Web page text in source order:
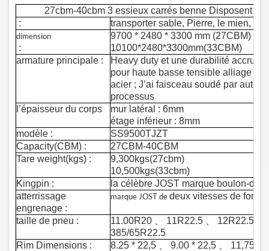
27cbm-40cbm 3 essieux carrés benne Disposent de
:
transporter sable, Pierre, le mien,
dimension
:
9700 * 2480 * 3300 mm (27CBM)
10100*2480*3300mm(33CBM)
armature principale :
Heavy duty et une durabilité accrue
pour haute basse tensible alliage de
acier ; J’ai faisceau soudé par
processus
l’épaisseur du corps
mur latéral : 6mm
étage inférieur : 8mm
modèle :
SS9500TJZT
Capacity(CBM) :
27CBM-40CBM
Tare weight(kgs) :
9,300kgs(27cbm)
10,500kgs(33cbm)
Kingpin :
la célèbre JOST marque boulon-
atterrissage
engrenage :
marque JOST dedeux vitesses de
taille de pneu : 11.00R20 11R22.5 12R22.5
385/65R22.5
Rim Dimensions :
8.25 * 22,5 9.00 * 22,5 11,75 *